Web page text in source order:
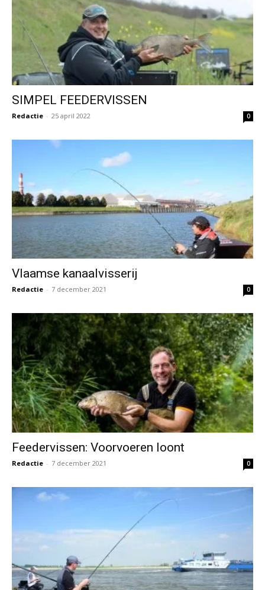
SIMPEL FEEDERVISSEN
Redactie - 25 april 2022 0
Vlaamse kanaalvisserij
Redactie - 7 december 2021 0
Feedervissen: Voorvoeren loont
Redactie - 7 december 2021 0